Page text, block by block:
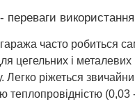
переваги використання
часто робиться
цегельних і металевих
Легко ріжеться
теплопровідністю (0,03